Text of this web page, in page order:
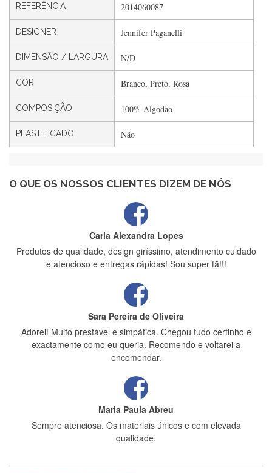
REFERÊNCIA 2014060087
DESIGNER Jennifer Paganelli
DIMENSÃO / LARGURA N/D
COR Branco, Preto, Rosa
COMPOSIÇÃO 100% Algodão
PLASTIFICADO Não
O QUE OS NOSSOS CLIENTES DIZEM DE NÓS
Gostei ,Serviço bastante rápido. recomendo
Filipa Freire
Rápido, atendimento 5*. Hoje chegará a segunda encomenda
feita de muitas certamente❤️
estrelas
Carla Alexandra Lopes
Produtos de qualidade, design giríssimo, atendimento cuidado
e atencioso e entregas rápidas! Sou super fã!!!
Sara Pereira de Oliveira
Adorei! Muito prestável e simpática. Chegou tudo certinho e
exactamente como eu queria. Recomendo e voltarei a
encomendar.
Maria Paula Abreu
Sempre atenciosa. Os materiais únicos e com elevada
qualidade.